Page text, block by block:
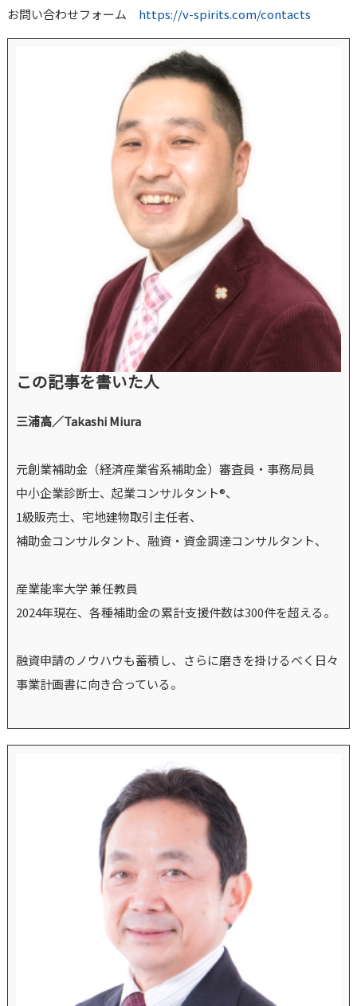
お問い合わせフォーム https://v-spirits.com/contacts
この記事を書いた人
三浦高／Takashi Miura
元創業補助金（経済産業省系補助金）審査員・事務局員
中小企業診断士、起業コンサルタント®、
1級販売士、宅地建物取引主任者、
補助金コンサルタント、融資・資金調達コンサルタント、
産業能率大学 兼任教員
2024年現在、各種補助金の累計支援件数は300件を超える。
融資申請のノウハウも蓄積し、さらに磨きを掛けるべく日々
事業計画書に向き合っている。